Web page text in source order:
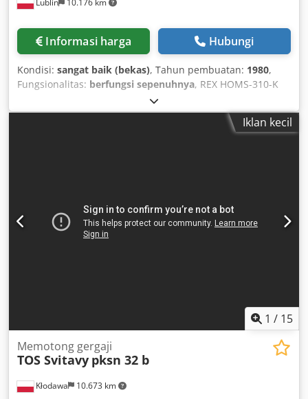
pengukuran alat TT140 • Pencahayaan di majalah alat •
Ahtea • Platform/basis mesin berlapis film • Layanan jarak
jauh NetService (ID 2632226)
Lublin 10.176 km
Informasi harga Hubungi
Kondisi: sangat baik (bekas), Tahun pembuatan: 1980,
Fungsionalitas: berfungsi sepenuhnya, REX HOMS-310-K
Four-Side Planer Year of manufacture: 1980 Serial number:
18.568 Power: 91.69 kW Codpfx Ajwfqh Ashtsha Not in use
since 2021. The machine has been stored in an enclosed
sale is the termination of laminated timber production.
Maximum working width: 305 mm Minimum working
width: 50 mm Maximum workpiece height (machining 2
Iklan kecil
1 / 15
Kłodawa 10.673 km
Memotong gergaji
TOS Svitavy pksn 32 b